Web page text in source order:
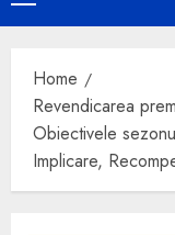
Menu
Home
Revendicarea
Obiectivele
Implicare,